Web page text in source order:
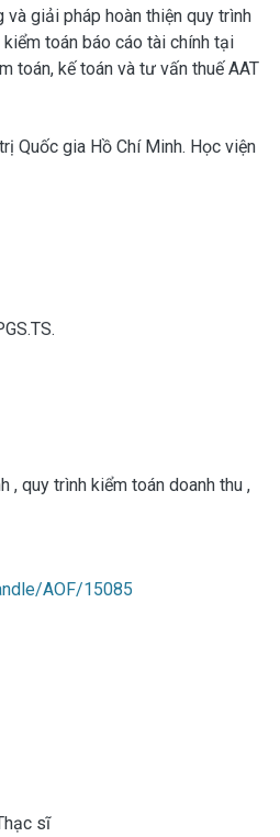
và giải pháp hoàn thiện quy trình
toán báo cáo tài chính tại
toán, kế toán và tư vấn thuế AAT
Quốc gia Hồ Chí Minh. Học viện
, quy trình kiểm toán doanh thu ,
AOF/15085
sĩ